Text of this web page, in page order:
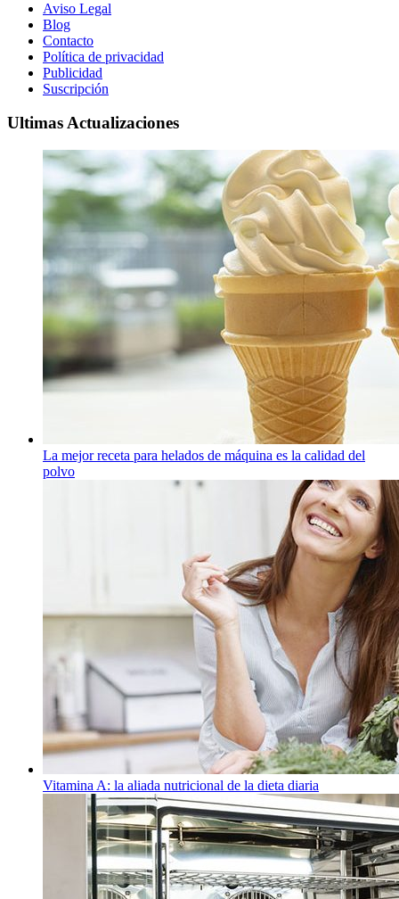
Aviso Legal
Blog
Contacto
Política de privacidad
Publicidad
Suscripción
Ultimas Actualizaciones
La mejor receta para helados de máquina es la calidad del
polvo
Vitamina A: la aliada nutricional de la dieta diaria